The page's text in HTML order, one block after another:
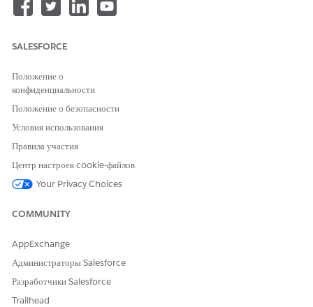
ClickSave
Select a page template and click
The No Data for this Object window appears, which says
runtime.
Read the message and then close the window.
Drop the Flow component on the page.
In the attributes panel, select
SALESFORCE
Положение о
конфиденциальности
Положение о безопасности
Условия использования
Правила участия
Центр настроек cookie-файлов
Your Privacy Choices
COMMUNITY
AppExchange
Администраторы Salesforce
Разработчики Salesforce
Trailhead